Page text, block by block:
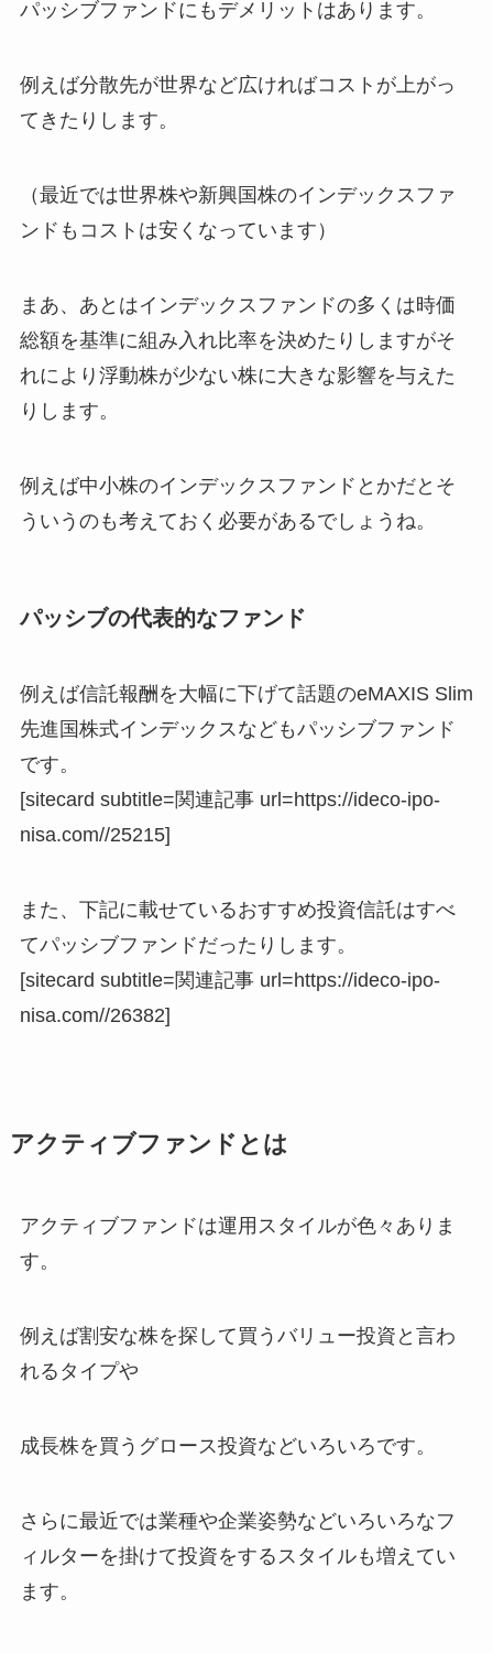
パッシブファンドにもデメリットはあります。
例えば分散先が世界など広ければコストが上がっ
てきたりします。
（最近では世界株や新興国株のインデックスファ
ンドもコストは安くなっています）
まあ、あとはインデックスファンドの多くは時価
総額を基準に組み入れ比率を決めたりしますがそ
れにより浮動株が少ない株に大きな影響を与えた
りします。
例えば中小株のインデックスファンドとかだとそ
ういうのも考えておく必要があるでしょうね。
パッシブの代表的なファンド
例えば信託報酬を大幅に下げて話題のeMAXIS Slim
先進国株式インデックスなどもパッシブファンド
です。
[sitecard subtitle=関連記事 url=https://ideco-ipo-
nisa.com//25215]
また、下記に載せているおすすめ投資信託はすべ
てパッシブファンドだったりします。
[sitecard subtitle=関連記事 url=https://ideco-ipo-
nisa.com//26382]
アクティブファンドとは
アクティブファンドは運用スタイルが色々ありま
す。
例えば割安な株を探して買うバリュー投資と言わ
れるタイプや
成長株を買うグロース投資などいろいろです。
さらに最近では業種や企業姿勢などいろいろなフ
ィルターを掛けて投資をするスタイルも増えてい
ます。